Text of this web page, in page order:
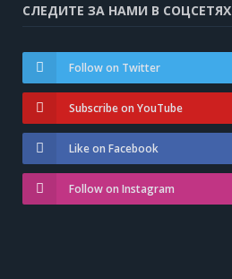
СЛЕДИТЕ ЗА НАМИ В СОЦСЕТЯХ
Follow on Twitter
Subscribe on YouTube
Like on Facebook
Follow on Instagram